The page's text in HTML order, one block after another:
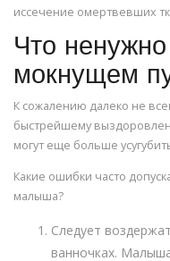
иссечение омертвевших
Что
мокнущем
К сожалению далеко не
быстрейшему
могут еще больше
Какие ошибки часто
малыша?
Следует
ванночках.